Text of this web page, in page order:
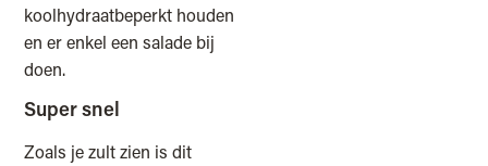
koolhydraatbeperkt houden
en er enkel een salade bij
doen.
Super snel
Zoals je zult zien is dit